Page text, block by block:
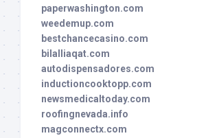
paperwashington.com
weedemup.com
bestchancecasino.com
bilalliaqat.com
autodispensadores.com
inductioncooktopp.com
newsmedicaltoday.com
roofingnevada.info
magconnectx.com